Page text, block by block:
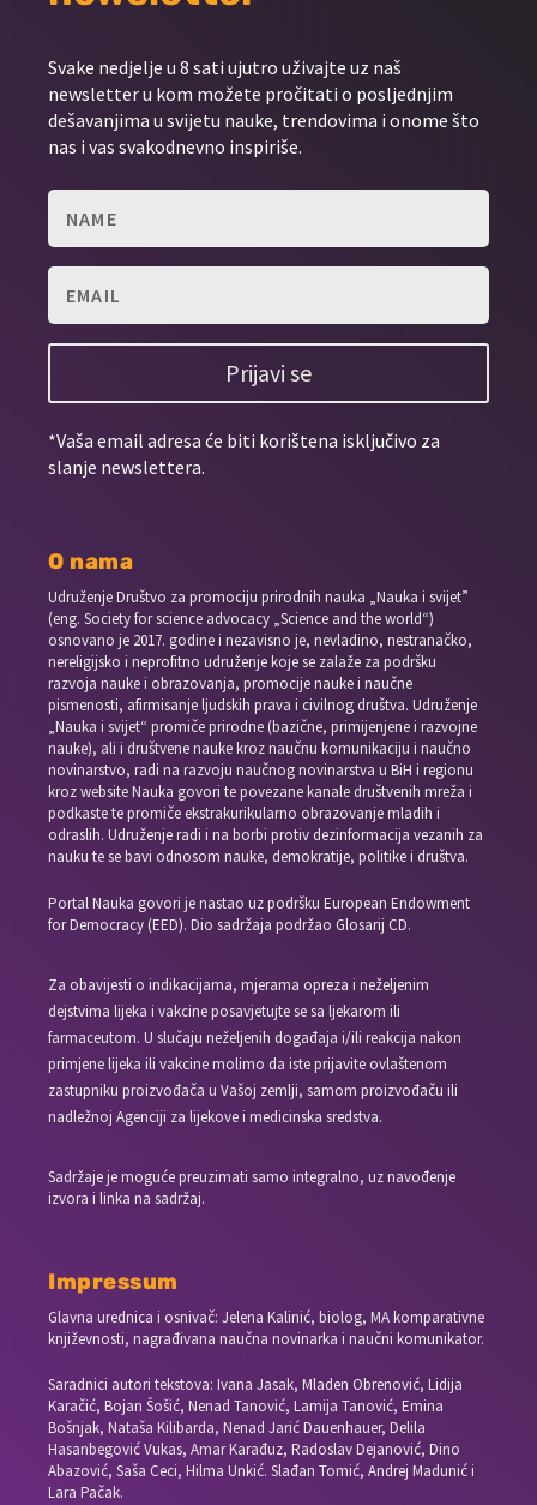
Svake nedjelje u 8 sati ujutro uživajte uz naš
newsletter u kom možete pročitati o posljednjim
dešavanjima u svijetu nauke, trendovima i onome što
nas i vas svakodnevno inspiriše.
Prijavi se
*Vaša email adresa će biti korištena isključivo za
slanje newslettera.
O nama
Udruženje Društvo za promociju prirodnih nauka „Nauka i svijet”
(eng. Society for science advocacy „Science and the world“)
osnovano je 2017. godine i nezavisno je, nevladino, nestranačko,
nereligijsko i neprofitno udruženje koje se zalaže za podršku
razvoja nauke i obrazovanja, promocije nauke i naučne
pismenosti, afirmisanje ljudskih prava i civilnog društva. Udruženje
„Nauka i svijet“ promiče prirodne (bazične, primijenjene i razvojne
nauke), ali i društvene nauke kroz naučnu komunikaciju i naučno
novinarstvo, radi na razvoju naučnog novinarstva u BiH i regionu
kroz website Nauka govori te povezane kanale društvenih mreža i
podkaste te promiče ekstrakurikularno obrazovanje mladih i
odraslih. Udruženje radi i na borbi protiv dezinformacija vezanih za
nauku te se bavi odnosom nauke, demokratije, politike i društva.
Portal Nauka govori je nastao uz podršku European Endowment
for Democracy (EED). Dio sadržaja podržao Glosarij CD.
Za obavijesti o indikacijama, mjerama opreza i neželjenim
dejstvima lijeka i vakcine posavjetujte se sa ljekarom ili
farmaceutom. U slučaju neželjenih događaja i/ili reakcija nakon
primjene lijeka ili vakcine molimo da iste prijavite ovlaštenom
zastupniku proizvođača u Vašoj zemlji, samom proizvođaču ili
nadležnoj Agenciji za lijekove i medicinska sredstva.
Sadržaje je moguće preuzimati samo integralno, uz navođenje
izvora i linka na sadržaj.
Impressum
Glavna urednica i osnivač: Jelena Kalinić, biolog, MA komparativne
književnosti, nagrađivana naučna novinarka i naučni komunikator.
Saradnici autori tekstova: Ivana Jasak, Mladen Obrenović, Lidija
Karačić, Bojan Šošić, Nenad Tanović, Lamija Tanović, Emina
Bošnjak, Nataša Kilibarda, Nenad Jarić Dauenhauer, Delila
Hasanbegović Vukas, Amar Karađuz, Radoslav Dejanović, Dino
Abazović, Saša Ceci, Hilma Unkić. Slađan Tomić, Andrej Madunić i
Lara Pačak.